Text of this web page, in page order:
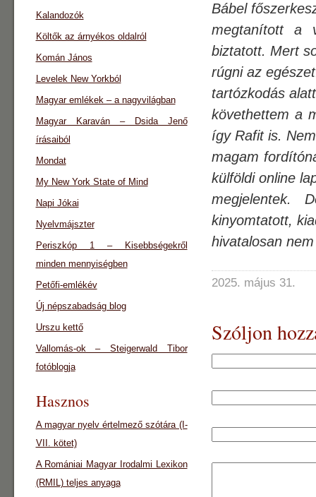
Bábel
megtanított a
biztatott. Mert
rúgni az
tartózkodás
követhettem a
így Rafit is.
magam
külföldi online
megjelentek.
kinyomtatott,
hivatalosan
2025. május 31.
Szóljon
Kalandozók
Költők az árnyékos oldalról
Komán János
Levelek New Yorkból
Magyar emlékek – a nagyvilágban
Magyar Karaván – Dsida Jenő
írásaiból
Mondat
My New York State of Mind
Napi Jókai
Nyelvmájszter
Periszkóp 1 – Kisebbségekről
minden mennyiségben
Petőfi-emlékév
Új népszabadság blog
Urszu kettő
Vallomás-ok – Steigerwald Tibor
fotóblogja
Hasznos
A magyar nyelv értelmező szótára (I-
VII. kötet)
A Romániai Magyar Irodalmi Lexikon
(RMIL) teljes anyaga